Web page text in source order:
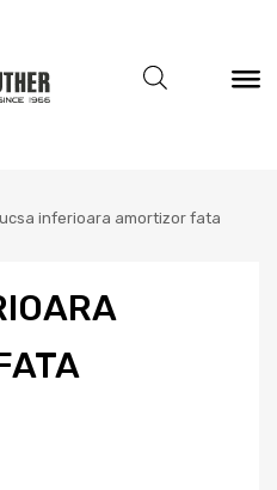
inferioara amortizor fata